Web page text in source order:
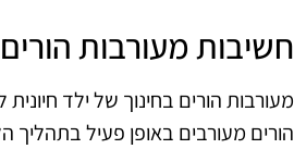
חשיבות מעורבות הורים
מעורבות הורים בחינוך של ילד
הורים מעורבים באופן פעיל בתהליך